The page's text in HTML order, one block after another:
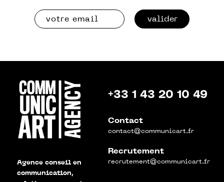
valider
Agence conseil en
communication,
+33 1 43 20 10 49
Contact
contact@communicart.fr
Recrutement
recrutement@communicart.fr